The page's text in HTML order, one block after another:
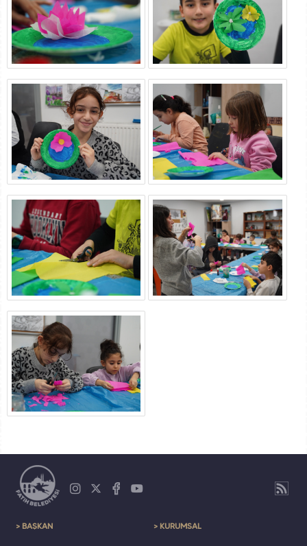
> BAŞKAN > KURUMSAL